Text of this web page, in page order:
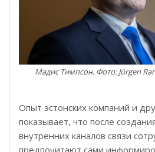
Мадис Тимпсон. Фото: Jürgen
Опыт эстонских компаний и
показывает, что после
внутренних каналов связи
предпочитают сами